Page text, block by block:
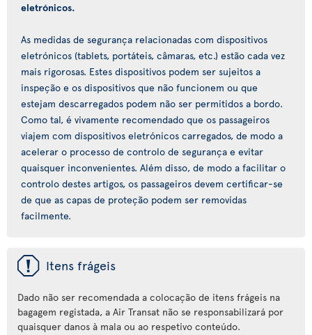
eletrónicos.
As medidas de segurança relacionadas com dispositivos
eletrónicos (tablets, portáteis, câmaras, etc.) estão cada vez
mais rigorosas. Estes dispositivos podem ser sujeitos a
inspeção e os dispositivos que não funcionem ou que
estejam descarregados podem não ser permitidos a bordo.
Como tal, é vivamente recomendado que os passageiros
viajem com dispositivos eletrónicos carregados, de modo a
acelerar o processo de controlo de segurança e evitar
quaisquer inconvenientes. Além disso, de modo a facilitar o
controlo destes artigos, os passageiros devem certificar-se
de que as capas de proteção podem ser removidas
facilmente.
ü Itens frágeis
Dado não ser recomendada a colocação de itens frágeis na
bagagem registada, a Air Transat não se responsabilizará por
quaisquer danos à mala ou ao respetivo conteúdo.